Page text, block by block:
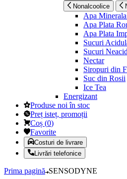
Nonalcoolice
Apa
Apa Plata
Apa Plata
Sucuri
Sucuri
Nectar
Siropuri din
Suc din Rosii
Ice Tea
Energizant
Produse noi în stoc
Preț isteț, promoții
Coș (0)
Favorite
Costuri de livrare
Livrări telefonice
Prima pagină SENSODYNE